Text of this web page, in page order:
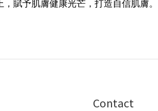
賦予肌膚健康光芒，打造自信肌膚。
Contact